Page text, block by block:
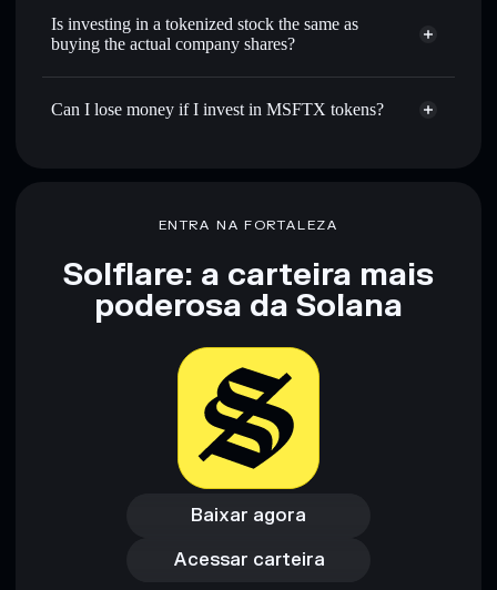
Is investing in a tokenized stock the same as
buying the actual company shares?
Can I lose money if I invest in MSFTX tokens?
ENTRA NA FORTALEZA
Solflare: a carteira mais
poderosa da Solana
Baixar agora
Baixar agora
Acessar carteira
Acessar carteira